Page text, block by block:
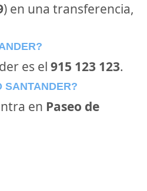
) en una transferencia,
es el 915 123 123.
SANTANDER?
en Paseo de